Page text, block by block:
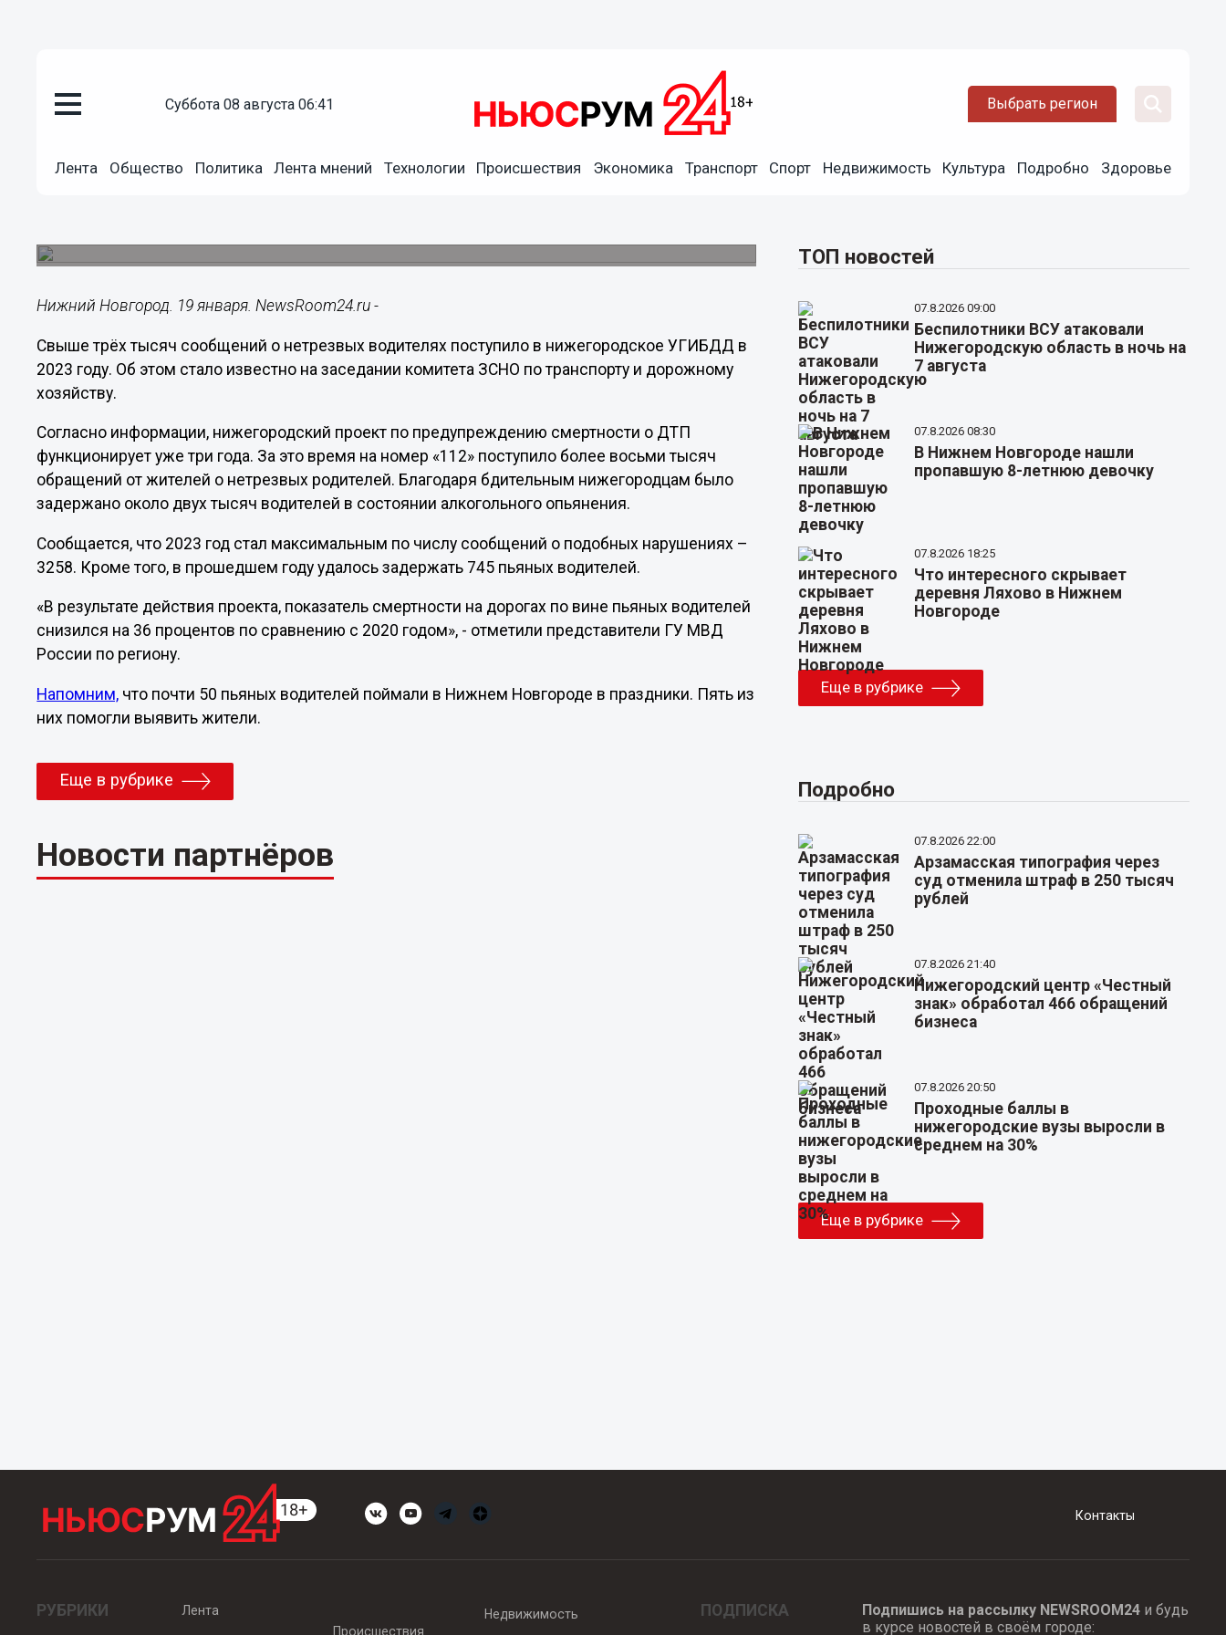
суббота 08 августа 06:41 Выбрать регион
Лента Общество Политика Лента мнений Технологии Происшествия Экономика Транспорт Спорт Недвижимость Культура Подробно Здоровье
О трёх тысячах нетрезвых водителей сообщили
Нижний Новгород. 19 января. NewsRoom24.ru -
Свыше трёх тысяч сообщений о нетрезвых водителях поступило в нижегородское УГИБДД в
2023 году. Об этом стало известно на заседании комитета ЗСНО по транспорту и дорожному
хозяйству.
Согласно информации, нижегородский проект по предупреждению смертности о ДТП
функционирует уже три года. За это время на номер «112» поступило более восьми тысяч
обращений от жителей о нетрезвых родителей. Благодаря бдительным нижегородцам было
задержано около двух тысяч водителей в состоянии алкогольного опьянения.
Сообщается, что 2023 год стал максимальным по числу сообщений о подобных нарушениях –
3258. Кроме того, в прошедшем году удалось задержать 745 пьяных водителей.
«В результате действия проекта, показатель смертности на дорогах по вине пьяных водителей
снизился на 36 процентов по сравнению с 2020 годом», - отметили представители ГУ МВД
России по региону.
Напомним, что почти 50 пьяных водителей поймали в Нижнем Новгороде в праздники. Пять из
них помогли выявить жители.
Еще в рубрике
Новости партнёров
ТОП новостей
07.8.2026 09:00
Беспилотники ВСУ атаковали
Нижегородскую область в ночь на
7 августа
07.8.2026 08:30
В Нижнем Новгороде нашли
пропавшую 8-летнюю девочку
07.8.2026 18:25
Что интересного скрывает
деревня Ляхово в Нижнем
Новгороде
Еще в рубрике
Подробно
07.8.2026 22:00
Арзамасская типография через
суд отменила штраф в 250 тысяч
рублей
07.8.2026 21:40
Нижегородский центр «Честный
знак» обработал 466 обращений
бизнеса
07.8.2026 20:50
Проходные баллы в
нижегородские вузы выросли в
среднем на 30%
Еще в рубрике
Контакты
РУБРИКИ
Лента
Происшествия
Недвижимость ПОДПИСКА Подпишись на рассылку NEWSROOM24и будь
в курсе новостей в своём городе: